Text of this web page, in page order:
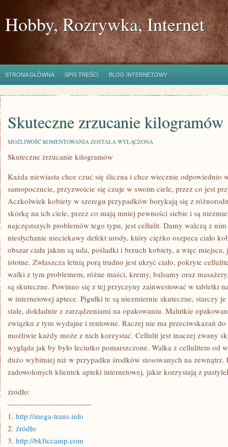
Hobby, Rozrywka, Internet
STRONA GŁÓWNA SPIS TREŚCI BLOG INTERNETOWY
Skuteczne zrzucanie kilogramów
MOŻLIWOŚĆ KOMENTOWANIA SKUTECZNE
KILOGRAMÓW
ZOSTAŁA WYŁĄCZONA
Skuteczne zrzucanie kilogramów
Każda niewiasta chce czuć się śliczna i chce wiecznie odpowiednio
samopoczucie, przyzwoicie się czuje w swoim ciele, przez co jest
Aczkolwiek kobiety w szeregu przypadków borykają się z
skórkę na ich ciele, przez co mają mniej pewności siebie i są
najczęstszych problemów tego typu, jest cellulit. Damy walczą z
niesłychanie nieciekawy defekt urody, który ciężko oszpeca ciało
obszar ciała jakim są uda, pośladki i brzuch kobiety, a więc
istotne. Zwłaszcza letnią porą trudno jest ukryć ciało, pokryte
walki z tym problemem, różne maści, kremy, balsamy oraz
są skuteczne. Powinno się z tej przyczyny zainwestować w tabletki
w internetowej aptece. Pigułki te są niezmiernie skuteczne, starczy
stale, dokładnie z zarządzeniami na opakowaniu. Malutkie
związku z tym wydajne i rentowne. Raczej nie ma przeciwskazań
możliwie każdy może z nich korzystać. Cellulit jest inaczej zwany
wygląda jak by było leciutko pomarszczone. Walka z cellulitem od
dużo wybitniej niż w przypadku środków stosowanych na zewnątrz.
zadowolonych klientek apteki internetowej, jakie korzystają z
źródło:
———————————
1. http://mega-trans.info
2. źródło
3. http://bkftccamp.com